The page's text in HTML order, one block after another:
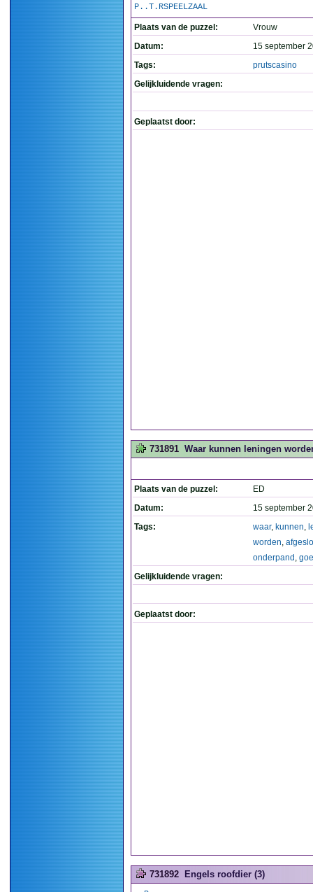
P..T.RSPEELZAAL
Plaats van de puzzel:
Vrouw
Datum:
15 september
Tags:
prutscasino
Gelijkluidende vragen:
Geplaatst door:
731891 Waar kunnen leningen
Plaats van de puzzel:
ED
Datum:
15 september
Tags:
waar, kunnen,
worden,
onderpand ,
Gelijkluidende vragen:
Geplaatst door:
731892 Engels roofdier (3)